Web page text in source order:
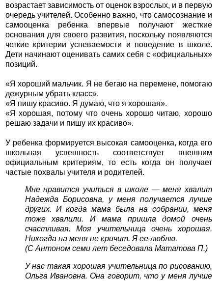
возрастает зависимость от оценок взрослых, и в первую
очередь учителей. Особенно важно, что самосознание и
самооценка ребенка впервые получают жесткие
основания для своего развития, поскольку появляются
четкие критерии успеваемости и поведение в школе.
Дети начинают оценивать самих себя с «официальных»
позиций.
«Я хороший мальчик. Я не бегаю на перемене, помогаю
дежурным убрать класс».
«Я пишу красиво. Я думаю, что я хорошая».
«Я хорошая, потому что очень хорошо читаю, хорошо
решаю задачи и пишу их красиво».
У ребенка формируется высокая самооценка, когда его
школьная успешность соответствует внешним
официальным критериям, то есть когда он получает
частые похвалы учителя и родителей.
Мне нравится учиться в школе — меня хвалит
Надежда Борисовна, у меня получается лучше
других. И когда мама была на собрании, меня
тоже хвалили. И мама пришла домой очень
счастливая. Моя учительница очень хорошая.
Никогда на меня не кричит. Я ее люблю.
(С Антоном семи лет беседовала Мататова П.)
У нас такая хорошая учительница по рисованию,
Ольга Ивановна. Она говорит, что у меня лучше